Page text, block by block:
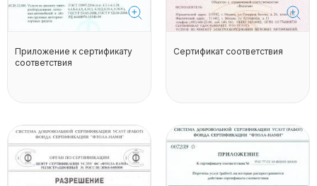
Приложение к сертификату
соответствия
Сертификат соответствия